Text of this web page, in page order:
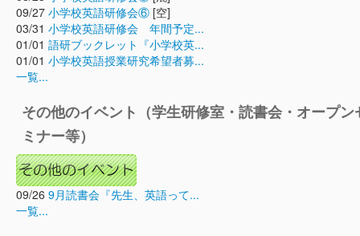
09/27 小学校英語研修会⑥ [空]
03/31 小学校英語研修会 年間予定...
01/01 語研ブックレット『小学校英...
01/01 小学校英語授業研究希望者募...
一覧...
その他のイベント（学生研修室・読書会・オープン
ミナー等）
09/26 9月読書会『先生、英語って...
一覧...